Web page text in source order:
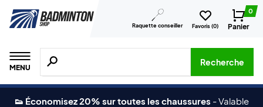
Raquette conseiller Favoris (0)
0
Panier
MENU
Recherche de produits, de marques, etc.
Recherche
👟 Économisez 20% sur toutes les chaussures -Valable